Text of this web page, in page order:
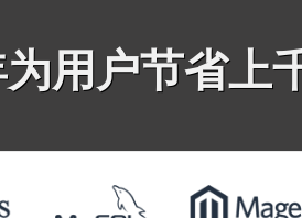
用户节省上